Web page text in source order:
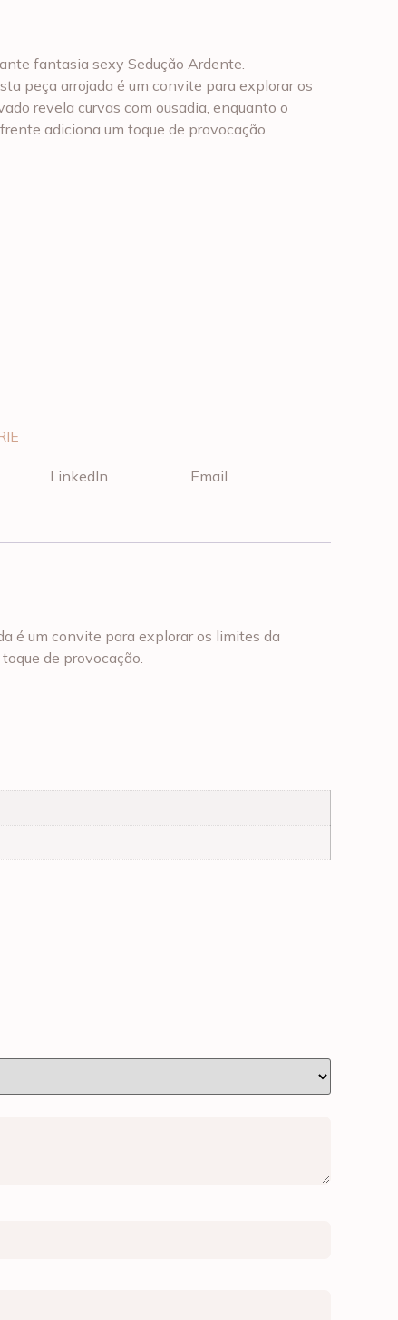
fantasia sexy Sedução Ardente.
peça arrojada é um convite para explorar os
revela curvas com ousadia, enquanto o
adiciona um toque de provocação.
LinkedIn Email
é um convite para explorar os limites da
de provocação.